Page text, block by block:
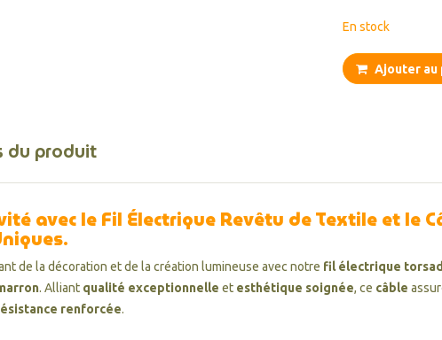
En stock
Ajouter au
du produit
avec leFil Électrique Revêtu de Textileet le
.
de la décoration et de la création lumineuse avec notre fil électrique
. Alliant qualité exceptionnelle et esthétique soignée, ce câble
renforcée.